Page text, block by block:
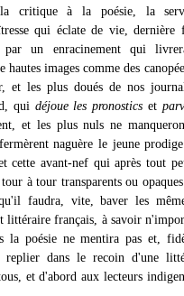
critique à la poésie, la
qui éclate de vie,
par un enracinement qui
hautes images comme des
et les plus doués de nos
qui déjoue les pronostics et
et les plus nuls ne
naguère le jeune
cette avant-nef qui après tout
à tour transparents ou
faudra, vite, baver les
littéraire français, à savoir
la poésie ne mentira pas et,
dans le recoin d'une
et d'abord aux lecteurs